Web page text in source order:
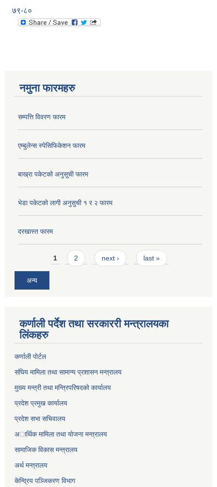
७९-८०
नमुना फारमहरु
सम्पत्ति विवरण फारम
एम्बुलेन्स स्पेसिफिकेशन फारम
बाख्रा पकेटको अनुसूची फारम
भेडा पकेटको लागी अनुसुची १ र २ फारम
दरखास्त फारम
Pages1 2 next › last »
अन्य
कर्णाली पर्देश तथा सरकाररी मन्त्रालयका
लिंकहरु
कर्णाली पाेर्टल
संघिय मामिला तथा सामान्य प्रशासन मन्त्रालय
मुख्य मन्त्री तथा मन्त्रिपरिषदको कार्यालय
प्रदेश प्रमुख कार्यालय
प्रदेश सभा सचिवालय
अार्थिक मामिला तथा याेजना मन्त्रालय
सामाजिक विकास मन्त्रालय
अर्थ मन्त्रालय
केन्द्रिय पञ्जिकरण विभाग